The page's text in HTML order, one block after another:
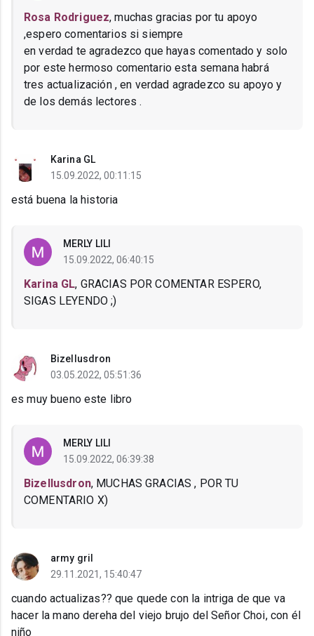
Rosa Rodriguez, muchas gracias por tu apoyo
,espero comentarios si siempre
en verdad te agradezco que hayas comentado y solo
por este hermoso comentario esta semana habrá
tres actualización , en verdad agradezco su apoyo y
de los demás lectores .
Karina GL
15.09.2022, 00:11:15
está buena la historia
MERLY LILI
15.09.2022, 06:40:15
Karina GL, GRACIAS POR COMENTAR ESPERO,
SIGAS LEYENDO ;)
Bizellusdron
03.05.2022, 05:51:36
es muy bueno este libro
MERLY LILI
15.09.2022, 06:39:38
Bizellusdron, MUCHAS GRACIAS , POR TU
COMENTARIO X)
army gril
29.11.2021, 15:40:47
cuando actualizas?? que quede con la intriga de que va
hacer la mano dereha del viejo brujo del Señor Choi, con él
niño